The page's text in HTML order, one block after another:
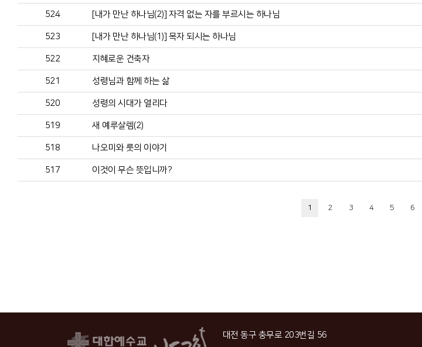
524 [내가 만난 하나님(2)] 자격 없는 자를 부르시는 하나님
523 [내가 만난 하나님(1)] 목자 되시는 하나님
522 지혜로운 건축자
521 성령님과 함께 하는 삶
520 성령의 시대가 열리다
519 새 예루살렘(2)
518 나오미와 룻의 이야기
517 이것이 무슨 뜻입니까?
1 2 3 4 5 6
대전 동구 충무로 203번길 56